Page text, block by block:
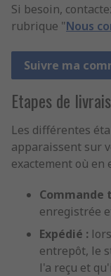
Si besoin,
rubrique "Nous
Suivre ma
Etapes de
Les différentes
apparaissent sur
exactement où en
Commande
enregistrée
Expédié :
entrepôt, le
l'a reçu et